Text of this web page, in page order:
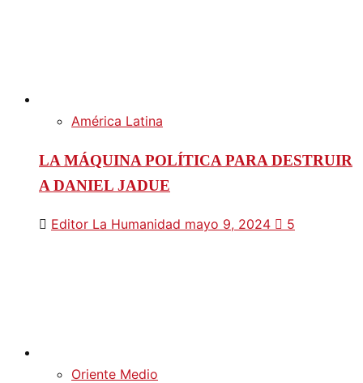
América Latina
LA MÁQUINA POLÍTICA PARA DESTRUIR
A DANIEL JADUE
Editor La Humanidad mayo 9, 2024 5
Oriente Medio